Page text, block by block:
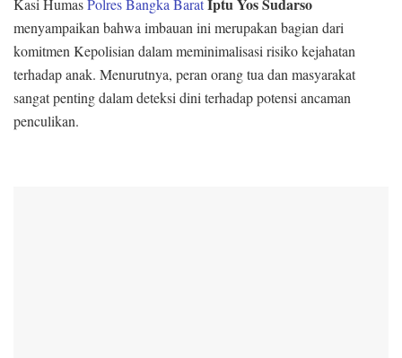
Kasi HumasPolres Bangka BaratIptu Yos Sudarso
menyampaikan bahwa imbauan ini merupakan bagian dari
komitmen Kepolisian dalam meminimalisasi risiko kejahatan
terhadap anak. Menurutnya, peran orang tua dan masyarakat
sangat penting dalam deteksi dini terhadap potensi ancaman
penculikan.